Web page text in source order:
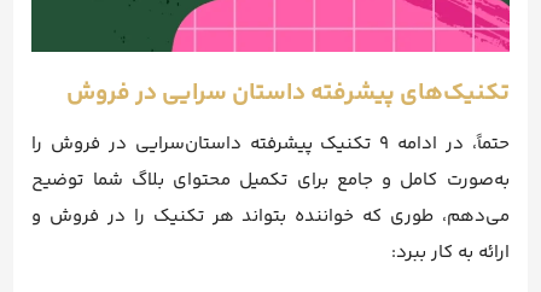
تکنیک‌های پیشرفته داستان‌ سرایی در فروش
حتماً، در ادامه ۹ تکنیک پیشرفته داستان‌سرایی در فروش را
به‌صورت کامل و جامع برای تکمیل محتوای بلاگ شما توضیح
می‌دهم، طوری که خواننده بتواند هر تکنیک را در فروش و
ارائه به کار ببرد: